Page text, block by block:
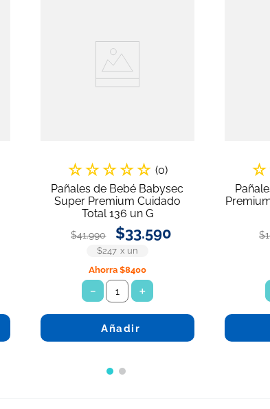
☆☆☆☆☆ (0)
Pañales de Bebé Babysec
Super Premium Cuidado
Total 136 un G
$41.990 $33.590
$247 x un
Ahorra $8400
＋
－
Añadir
☆
$